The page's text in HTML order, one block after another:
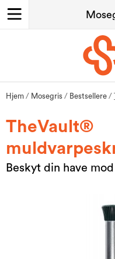
Hjem / Mosegris / Bestsellere /
TheVault®
Beskyt din have